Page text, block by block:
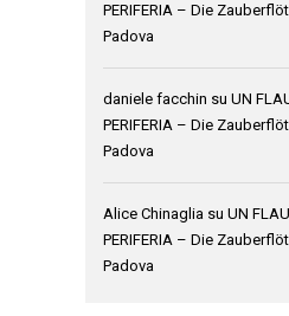
PERIFERIA – Die
Padova
daniele facchin su UN
PERIFERIA – Die
Padova
Alice Chinaglia su UN
PERIFERIA – Die
Padova